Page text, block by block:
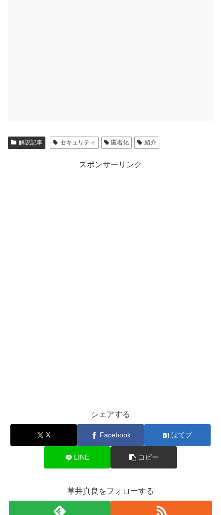
解説記事 セキュリティ 匿名化 紹介
スポンサーリンク
シェアする
X Facebook はてブ
LINE コピー
草井真良をフォローする